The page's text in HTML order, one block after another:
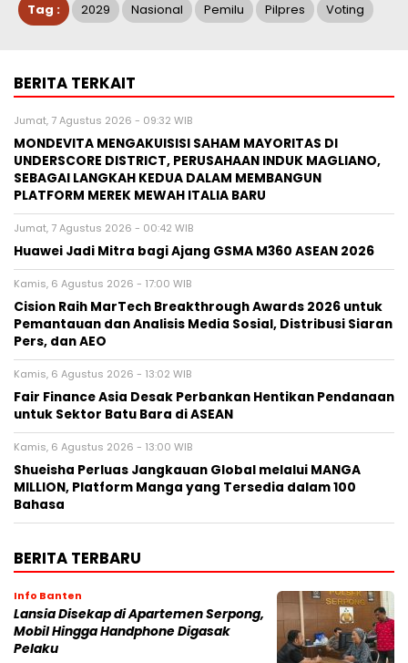
Tag : 2029 Nasional Pemilu Pilpres Voting
BERITA TERKAIT
Jumat, 7 Agustus 2026 - 09:32 WIB
MONDEVITA MENGAKUISISI SAHAM MAYORITAS DI
UNDERSCORE DISTRICT, PERUSAHAAN INDUK MAGLIANO,
SEBAGAI LANGKAH KEDUA DALAM MEMBANGUN
PLATFORM MEREK MEWAH ITALIA BARU
Jumat, 7 Agustus 2026 - 00:42 WIB
Huawei Jadi Mitra bagi Ajang GSMA M360 ASEAN 2026
Kamis, 6 Agustus 2026 - 17:00 WIB
Cision Raih MarTech Breakthrough Awards 2026 untuk
Pemantauan dan Analisis Media Sosial, Distribusi Siaran
Pers, dan AEO
Kamis, 6 Agustus 2026 - 13:02 WIB
Fair Finance Asia Desak Perbankan Hentikan Pendanaan
untuk Sektor Batu Bara di ASEAN
Kamis, 6 Agustus 2026 - 13:00 WIB
Shueisha Perluas Jangkauan Global melalui MANGA
MILLION, Platform Manga yang Tersedia dalam 100
Bahasa
BERITA TERBARU
Info Banten
Lansia Disekap di Apartemen Serpong,
Mobil Hingga Handphone Digasak
Pelaku